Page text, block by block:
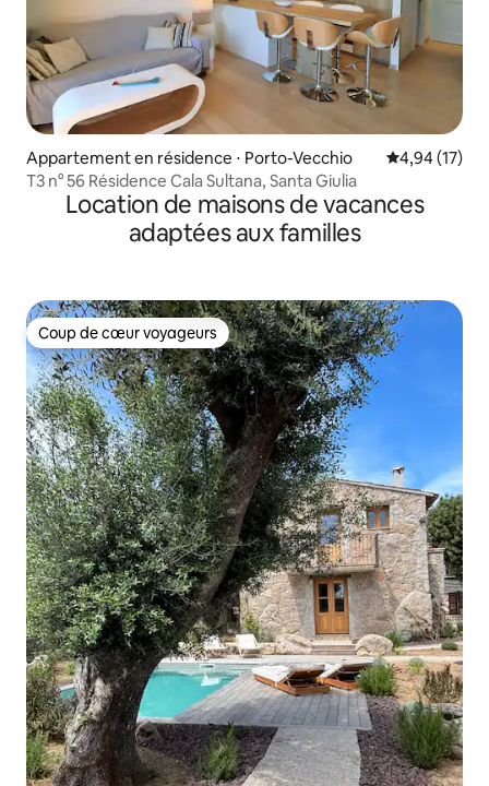
Appartement en résidence ⋅ Porto-Vecchio Évaluation
4,94 (17)
T3 n° 56 Résidence Cala Sultana, Santa Giulia
Location de maisons de vacances
adaptées aux familles
Coup de cœur voyageurs
Coup de cœur voyageurs